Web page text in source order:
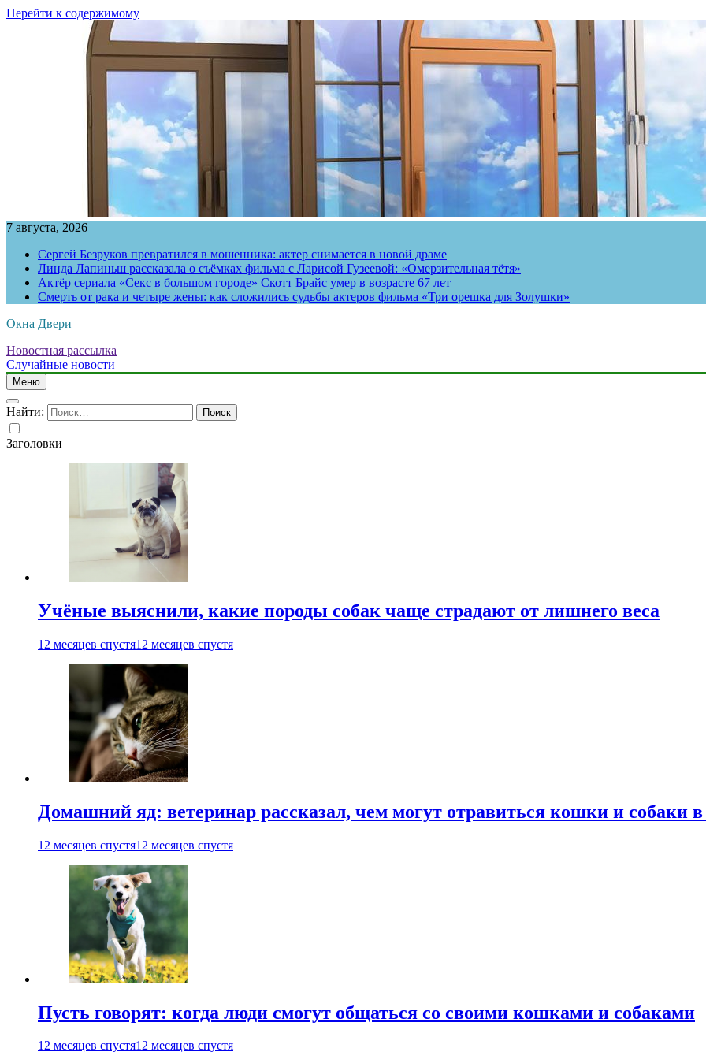
Перейти к содержимому
7 августа, 2026
Сергей Безруков превратился в мошенника: актер снимается в новой драме
Линда Лапиньш рассказала о съёмках фильма с Ларисой Гузеевой: «Омерзительная тётя»
Актёр сериала «Секс в большом городе» Скотт Брайс умер в возрасте 67 лет
Смерть от рака и четыре жены: как сложились судьбы актеров фильма «Три орешка для Золушки»
Окна Двери
Новостная рассылка
Случайные новости
Меню
Найти:
Заголовки
Учёные выяснили, какие породы собак чаще страдают от лишнего веса
12 месяцев спустя12 месяцев спустя
Домашний яд: ветеринар рассказал, чем могут отравиться кошки и собаки
12 месяцев спустя12 месяцев спустя
Пусть говорят: когда люди смогут общаться со своими кошками и собаками
12 месяцев спустя12 месяцев спустя